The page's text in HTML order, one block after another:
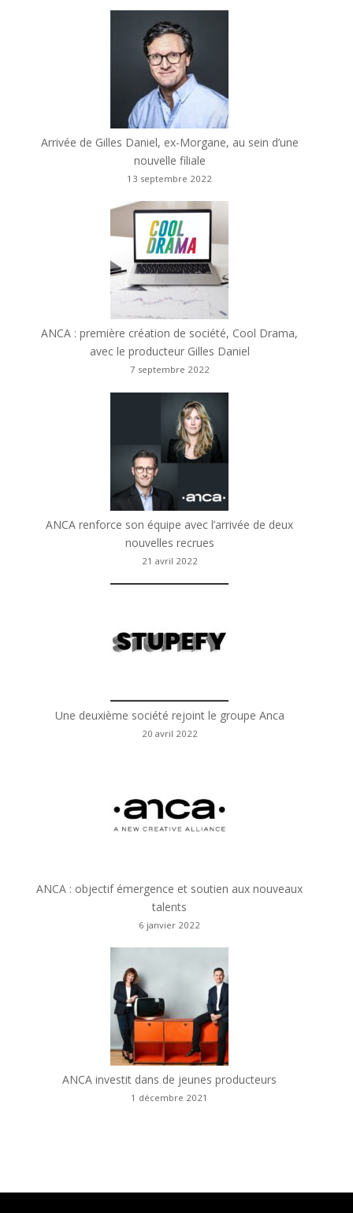
Arrivée de Gilles Daniel, ex-Morgane, au sein d’une
nouvelle filiale
13 septembre 2022
ANCA : première création de société, Cool Drama,
avec le producteur Gilles Daniel
7 septembre 2022
ANCA renforce son équipe avec l’arrivée de deux
nouvelles recrues
21 avril 2022
Une deuxième société rejoint le groupe Anca
20 avril 2022
ANCA : objectif émergence et soutien aux nouveaux
talents
6 janvier 2022
ANCA investit dans de jeunes producteurs
1 décembre 2021